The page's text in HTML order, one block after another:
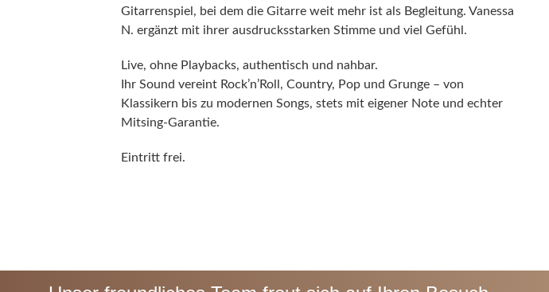
Gitarrenspiel, bei dem die Gitarre weit mehr ist als Begleitung. Vanessa
N. ergänzt mit ihrer ausdrucksstarken Stimme und viel Gefühl.
Live, ohne Playbacks, authentisch und nahbar.
Ihr Sound vereint Rock’n’Roll, Country, Pop und Grunge – von
Klassikern bis zu modernen Songs, stets mit eigener Note und echter
Mitsing-Garantie.
Eintritt frei.